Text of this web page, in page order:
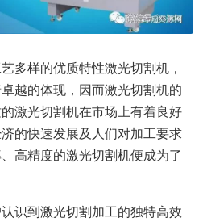
多样的优质特性激光切割机，
越的体现，因而激光切割机的
激光切割机在市场上有着良好
的快速发展及人们对加工要求
高精度的激光切割机便成为了
识到激光切割加工的独特高效